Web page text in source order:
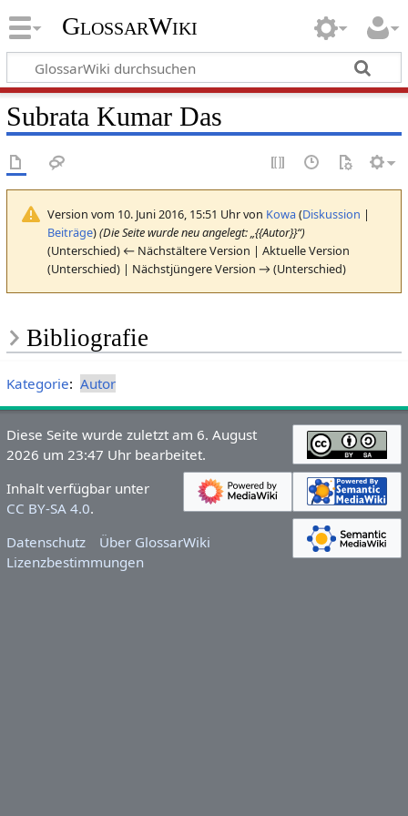
GlossarWiki
Subrata Kumar Das
Version vom 10. Juni 2016, 15:51 Uhr von Kowa(Diskussion |
Beiträge)(Die Seite wurde neu angelegt: „{{Autor}}“)
(Unterschied) ← Nächstältere Version | Aktuelle Version
(Unterschied) | Nächstjüngere Version → (Unterschied)
Bibliografie
Kategorie: Autor
Diese Seite wurde zuletzt am 6. August
2026 um 23:47 Uhr bearbeitet.
Inhalt verfügbar unter
CC BY-SA 4.0.
Datenschutz
Über GlossarWiki
Lizenzbestimmungen